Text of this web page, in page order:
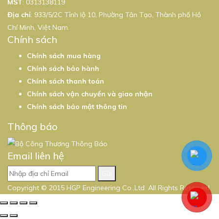
MST: 0313138119
Địa chỉ: 933/5/2C Tỉnh lộ 10, Phường Tân Tạo, Thành phố Hồ
Chí Minh, Việt Nam.
Chính sách
Chính sách mua hàng
Chính sách bảo hành
Chính sách thanh toán
Chính sách vận chuyển và giao nhận
Chính sách bảo mật thông tin
Thông báo
Email liên hệ
Copyright © 2015 HGP Engineering Co.,Ltd. All Rights Reserved